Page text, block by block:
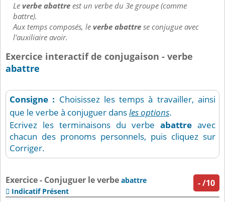
Leverbe abattreest un verbe du 3e groupe (comme
battre).
Aux temps composés, leverbe abattrese conjugue avec
l'auxiliaire avoir.
Exercice interactif de conjugaison - verbe
abattre
Consigne : Choisissez les temps à travailler, ainsi
que le verbe à conjuguer dansles options.
Ecrivez les terminaisons du verbe abattre avec
chacun des pronoms personnels, puis cliquez sur
Corriger.
-/10
Exercice - Conjuguer le verbe abattre
 Indicatif Présent